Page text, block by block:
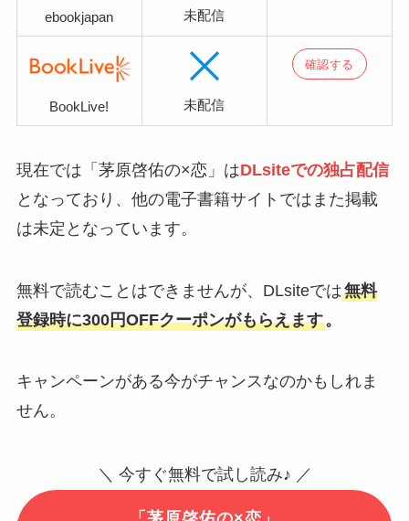
ebookjapan 未配信
BookLive! 未配信
確認する
現在では「茅原啓佑の×恋」はDLsiteでの独占配信
となっており、他の電子書籍サイトではまた掲載
は未定となっています。
無料で読むことはできませんが、DLsiteでは無料
登録時に300円OFFクーポンがもらえます。
キャンペーンがある今がチャンスなのかもしれま
せん。
＼ 今すぐ無料で試し読み♪ ／